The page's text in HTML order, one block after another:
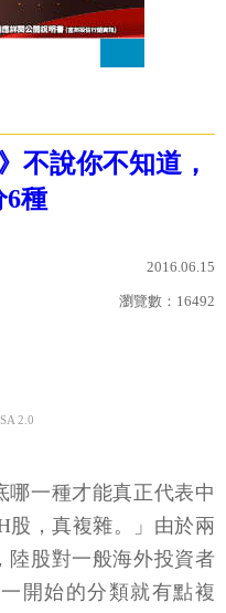
不說你不知道，
6種
2016.06.15
瀏覽數： 16492
2.0
哪一種才能真正代表中
股，真複雜。」由於兩
陸股對一般海外投資者
開始的分類就有點複